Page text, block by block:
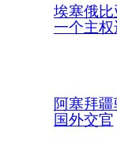
埃塞俄
一个主
阿塞拜
国外交官